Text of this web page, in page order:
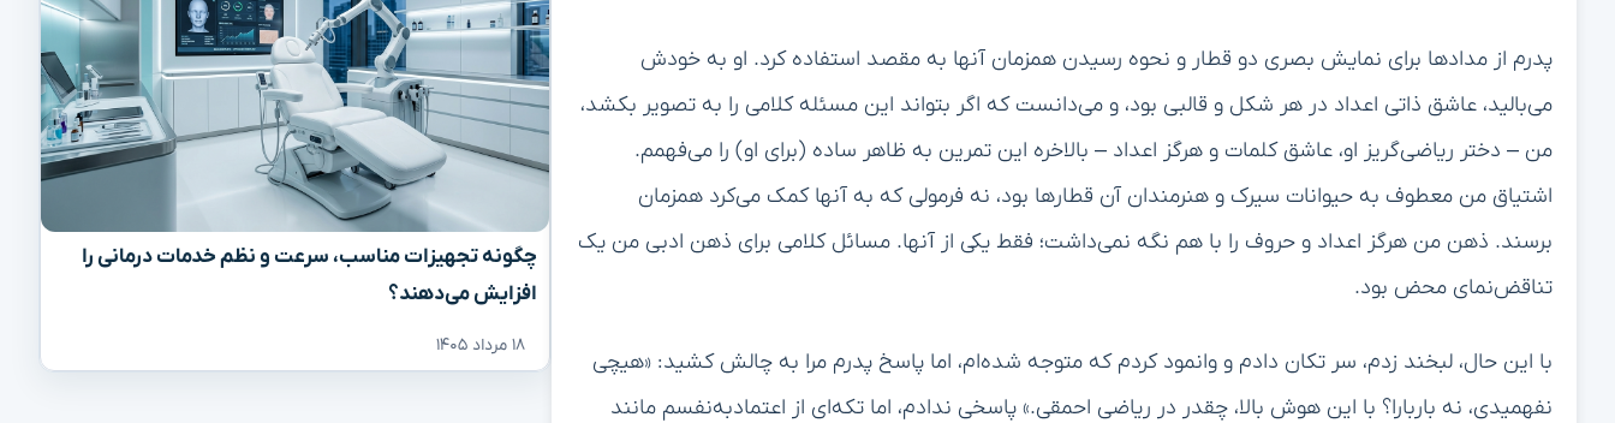
چگونه تجهیزات مناسب، سرعت و نظم خدمات درمانی را
افزایش می‌دهند؟
۱۸ مرداد ۱۴۰۵
پدرم از مدادها برای نمایش بصری دو قطار و نحوه رسیدن همزمان آنها به مقصد استفاده کرد. او به خودش
می‌بالید، عاشق ذاتی اعداد در هر شکل و قالبی بود، و می‌دانست که اگر بتواند این مسئله کلامی را به تصویر بکشد،
من – دختر ریاضی‌گریز او، عاشق کلمات و هرگز اعداد – بالاخره این تمرین به ظاهر ساده (برای او) را می‌فهمم.
اشتیاق من معطوف به حیوانات سیرک و هنرمندان آن قطارها بود، نه فرمولی که به آنها کمک می‌کرد همزمان
برسند. ذهن من هرگز اعداد و حروف را با هم نگه نمی‌داشت؛ فقط یکی از آنها. مسائل کلامی برای ذهن ادبی من یک
تناقض‌نمای محض بود.
با این حال، لبخند زدم، سر تکان دادم و وانمود کردم که متوجه شده‌ام، اما پاسخ پدرم مرا به چالش کشید: «هیچی
نفهمیدی، نه باربارا؟ با این هوش بالا، چقدر در ریاضی احمقی.» پاسخی ندادم، اما تکه‌ای از اعتمادبه‌نفسم مانند